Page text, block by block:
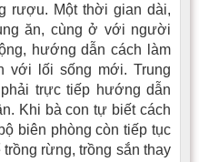
rượu. Một thời gian dài,
ăn, cùng ở với người
hướng dẫn cách làm
với lối sống mới. Trung
trực tiếp hướng dẫn
Khi bà con tự biết cách
biên phòng còn tiếp tục
rừng, trồng sắn thay